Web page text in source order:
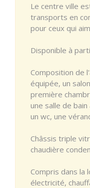
Le centre ville
transports en
pour ceux qui
Disponible à
Composition de
équipée, un
première
une salle de
un wc, une
Châssis triple
chaudière
Compris dans la
électricité,